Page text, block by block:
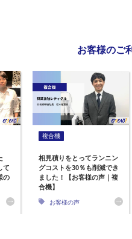
お客様のご
て
の
複合機
相見積りをとってランニン
グコストを30％も削減でき
ました！【お客様の声｜複
合機】
お客様の声